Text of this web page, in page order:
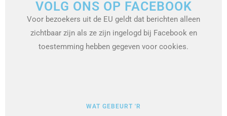
VOLG ONS OP FACEBOOK
Voor bezoekers uit de EU geldt dat berichten alleen
zichtbaar zijn als ze zijn ingelogd bij Facebook en
toestemming hebben gegeven voor cookies.
WAT GEBEURT 'R